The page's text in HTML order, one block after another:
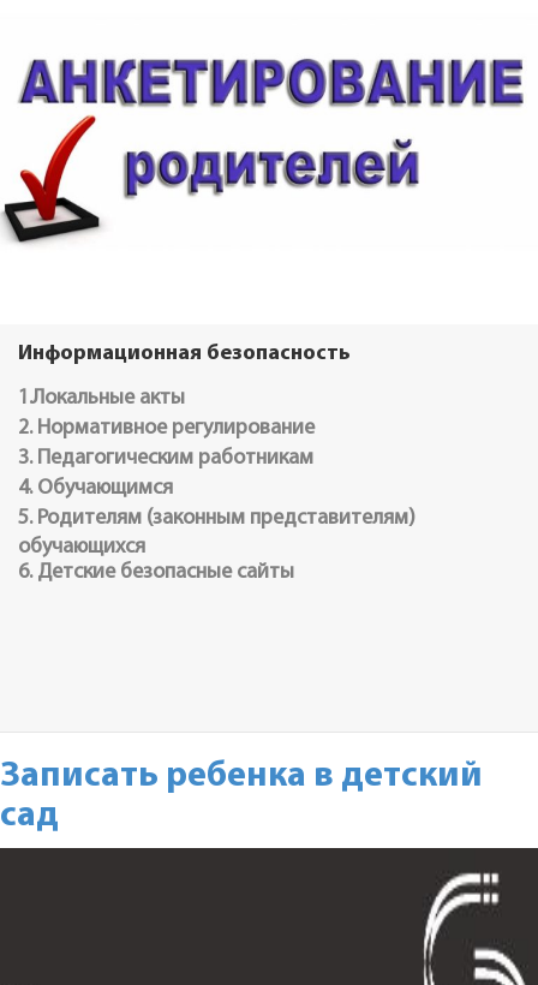
Информационная безопасность
1.Локальные акты
2. Нормативное регулирование
3. Педагогическим работникам
4. Обучающимся
5. Родителям (законным представителям)
обучающихся
6. Детские безопасные сайты
Записать ребенка в детский
сад